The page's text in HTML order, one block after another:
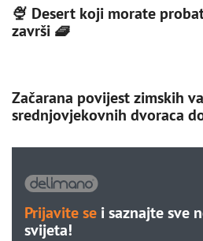
🍨 Desert koji morate
završi 🧇
Začarana povijest zimskih
srednjovjekovnih dvoraca
Prijavite se i saznajte sve
svijeta!